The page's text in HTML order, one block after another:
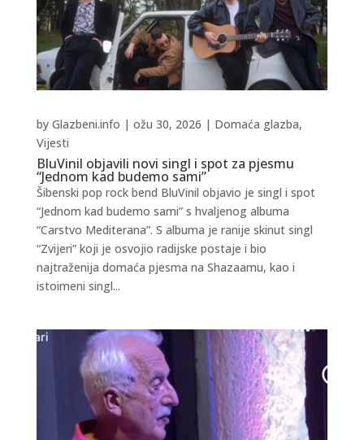
BluVinil objavili novi singl i spot za pjesmu
“Jednom kad budemo sami”
by Glazbeni.info | ožu 30, 2026 | Domaća glazba,
Vijesti
Šibenski pop rock bend BluVinil objavio je singl i spot
“Jednom kad budemo sami” s hvaljenog albuma
“Carstvo Mediterana”. S albuma je ranije skinut singl
“Zvijeri” koji je osvojio radijske postaje i bio
najtraženija domaća pjesma na Shazaamu, kao i
istoimeni singl...